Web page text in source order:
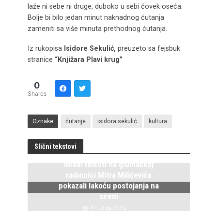
laže ni sebe ni druge, duboko u sebi čovek oseća:
Bolje bi bilo jedan minut naknadnog ćutanja
zameniti sa više minuta prethodnog ćutanja.
Iz rukopisa Isidore Sekulić, preuzeto sa fejsbuk
stranice “Knjižara Plavi krug”
0
Shares
Oznake ćutanje isidora sekulić kultura
Slični tekstovi
Mladi talenti na glumačkoj
radionici Mitra Milićevića
pokazali lakoću postojanja na
sceni
24. Jula 2026.